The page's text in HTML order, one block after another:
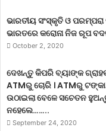
ଭାରତୀୟ ସଂସ୍କୃତି ଓ ପରମ୍ପରା
ଭାରତରେ କରୋନା ନିଜ ରୂପ
October 2, 2020
ଦେଖନ୍ତୁ କିପରି ବ୍ୟାଙ୍କ
ATMରୁ ଚୋରି । ATMରୁ ଟଙ୍କା
ଉଠାଇଲା ବେଳେ ସଚେତନ
ନହେଲେ……..
September 24, 2020